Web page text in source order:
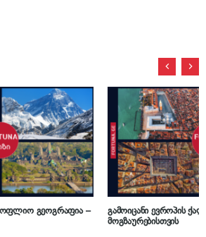
გეოგრაფია –
გამოიცანი ევროპის
მოგზაურებისთვის